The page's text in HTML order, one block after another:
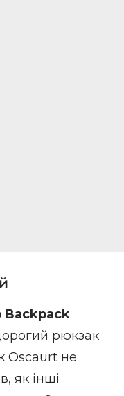
Backpack.
рюкзак
Oscaurt не
як інші